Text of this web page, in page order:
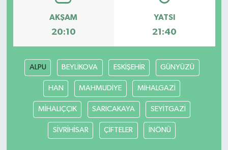
AKŞAM
20:10
YATSI
21:40
ALPU BEYLİKOVA ESKİŞEHİR GÜNYÜZÜ
HAN MAHMUDİYE MİHALGAZİ
MİHALIÇÇIK SARICAKAYA SEYİTGAZİ
SİVRİHİSAR ÇİFTELER İNÖNÜ